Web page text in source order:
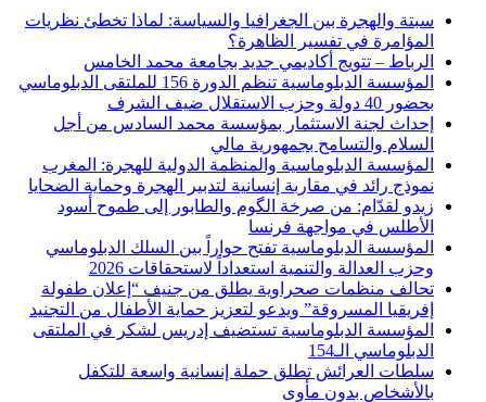
سبتة والهجرة بين الجغرافيا والسياسة: لماذا تخطئ نظريات
المؤامرة في تفسير الظاهرة؟
الرباط – تتويج أكاديمي جديد بجامعة محمد الخامس
المؤسسة الدبلوماسية تنظم الدورة 156 للملتقى الدبلوماسي
بحضور 40 دولة وحزب الاستقلال ضيف الشرف
إحداث لجنة الاستثمار بمؤسسة محمد السادس من أجل
السلام والتسامح بجمهورية مالي
المؤسسة الدبلوماسية والمنظمة الدولية للهجرة: المغرب
نموذج رائد في مقاربة إنسانية لتدبير الهجرة وحماية الضحايا
زيدو لقدّام: من صرخة الگوم والطابور إلى طموح أسود
الأطلس في مواجهة فرنسا
المؤسسة الدبلوماسية تفتح حواراً بين السلك الدبلوماسي
وحزب العدالة والتنمية استعداداً لاستحقاقات 2026
تحالف منظمات صحراوية يطلق من جنيف “إعلان طفولة
إفريقيا المسروقة” ويدعو لتعزيز حماية الأطفال من التجنيد
المؤسسة الدبلوماسية تستضيف إدريس لشكر في الملتقى
الدبلوماسي الـ154
سلطات العرائش تطلق حملة إنسانية واسعة للتكفل
بالأشخاص بدون مأوى